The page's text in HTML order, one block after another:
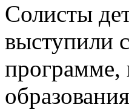
Солисты
выступили
программе,